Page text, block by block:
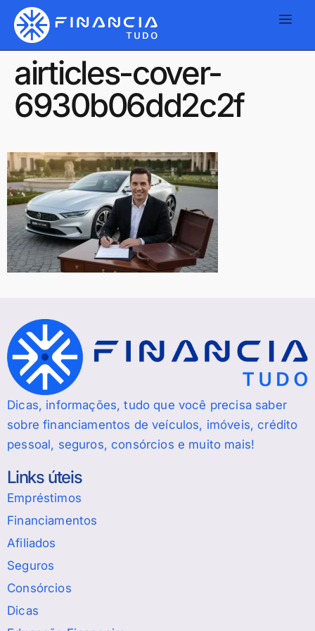
airticles-cover-
6930b06dd2c2f
Dicas, informações, tudo que você precisa saber
sobre financiamentos de veículos, imóveis, crédito
pessoal, seguros, consórcios e muito mais!
Links úteis
Empréstimos
Financiamentos
Afiliados
Seguros
Consórcios
Dicas